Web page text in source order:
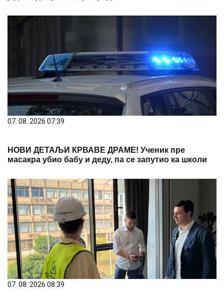
07. 08. 2026 07:39
НОВИ ДЕТАЉИ КРВАВЕ ДРАМЕ! Ученик пре
масакра убио бабу и деду, па се запутио ка школи
07. 08. 2026 08:39